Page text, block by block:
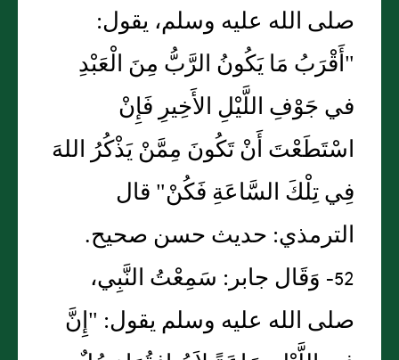
صلى الله عليه وسلم، يقول:
"أَقْرَبُ مَا يَكُونُ الرَّبُّ مِنَ الْعَبْدِ
في جَوْفِ اللَّيْلِ الأَخِيرِ فَإِنْ
اسْتَطَعْتَ أَنْ تَكُونَ مِمَّنْ يَذْكُرُ اللهَ
فِي تِلْكَ السَّاعَةِ فَكُنْ" قال
الترمذي: حديث حسن صحيح.
52- وَقَال جابر: سَمِعْتُ النَّبِي،
صلى الله عليه وسلم يقول: "إِنَّ